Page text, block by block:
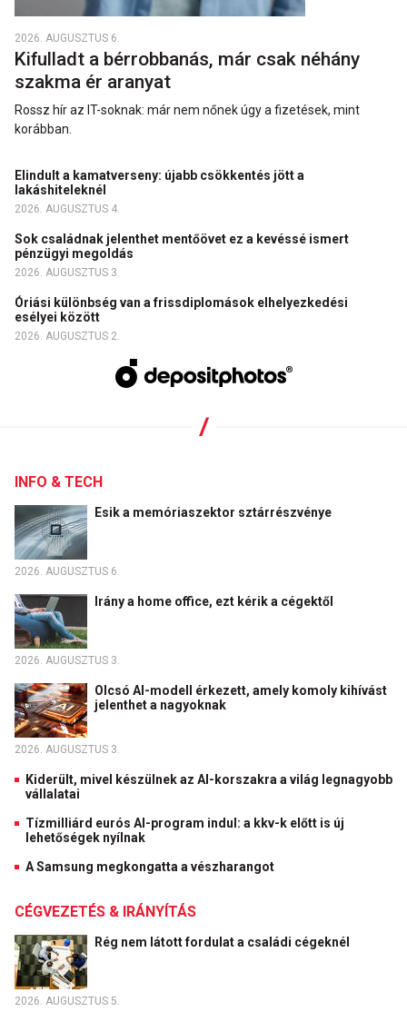
2026. AUGUSZTUS 6.
Kifulladt a bérrobbanás, már csak néhány
szakma ér aranyat
Rossz hír az IT-soknak: már nem nőnek úgy a fizetések, mint
korábban.
Elindult a kamatverseny: újabb csökkentés jött a
lakáshiteleknél
2026. AUGUSZTUS 4.
Sok családnak jelenthet mentőövet ez a kevéssé ismert
pénzügyi megoldás
2026. AUGUSZTUS 3.
Óriási különbség van a frissdiplomások elhelyezkedési
esélyei között
2026. AUGUSZTUS 2.
INFO & TECH
Esik a memóriaszektor sztárrészvénye
2026. AUGUSZTUS 6.
Irány a home office, ezt kérik a cégektől
2026. AUGUSZTUS 3.
Olcsó AI-modell érkezett, amely komoly kihívást
jelenthet a nagyoknak
2026. AUGUSZTUS 3.
Kiderült, mivel készülnek az AI-korszakra a világ legnagyobb
vállalatai
Tízmilliárd eurós AI-program indul: a kkv-k előtt is új
lehetőségek nyílnak
A Samsung megkongatta a vészharangot
CÉGVEZETÉS & IRÁNYÍTÁS
Rég nem látott fordulat a családi cégeknél
2026. AUGUSZTUS 5.